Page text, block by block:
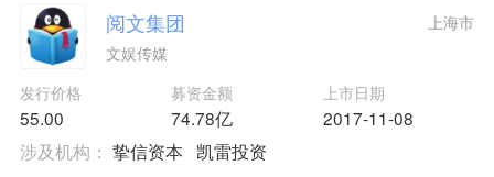
阅文集团
文娱传媒
上海市
发行价格
55.00
募资金额
74.78亿
上市日期
2017-11-08
涉及机构： 挚信资本 凯雷投资